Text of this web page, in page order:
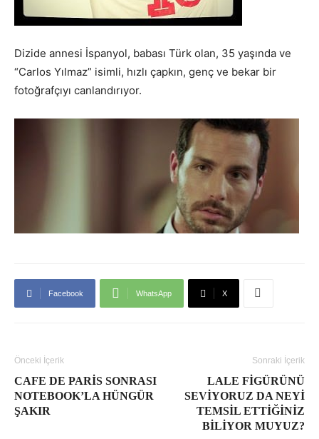
Dizide annesi İspanyol, babası Türk olan, 35 yaşında ve
“Carlos Yılmaz” isimli, hızlı çapkın, genç ve bekar bir
fotoğrafçıyı canlandırıyor.
Facebook WhatsApp X
Önceki İçerik
CAFE DE PARIS SONRASI
NOTEBOOK’LA HÜNGÜR
ŞAKIR
Sonraki İçerik
LALE FIGÜRÜNÜ
SEVIYORUZ DA NEYI
TEMSIL ETTIĞINIZ
BILIYOR MUYUZ?